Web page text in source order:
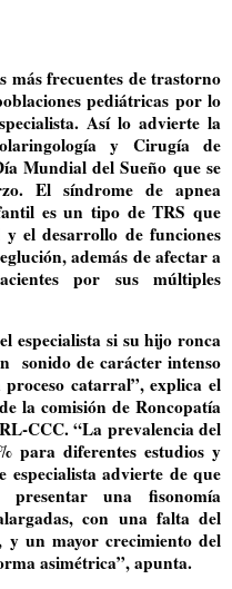
más frecuentes de trastorno
pediátricas por lo
Así lo advierte la
y Cirugía de
Mundial del Sueño que se
El síndrome de apnea
es un tipo de TRS que
el desarrollo de funciones
además de afectar a
por sus múltiples
especialista si su hijo ronca
sonido de carácter intenso
catarral”, explica el
la comisión de Roncopatía
CCC. “La prevalencia del
para diferentes estudios y
especialista advierte de que
una fisonomía
con una falta del
y un mayor crecimiento del
asimétrica”, apunta.